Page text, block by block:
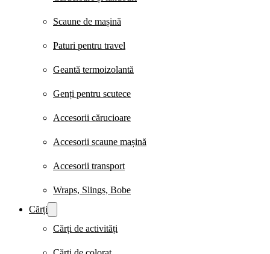
Scaune de mașină
Paturi pentru travel
Geantă termoizolantă
Genți pentru scutece
Accesorii cărucioare
Accesorii scaune mașină
Accesorii transport
Wraps, Slings, Bobe
Cărți
Cărți de activități